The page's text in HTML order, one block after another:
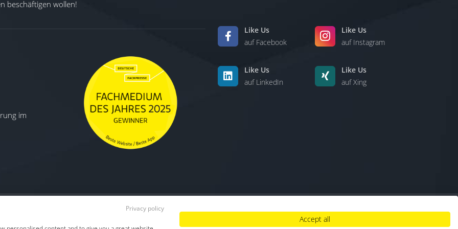
beschäftigen wollen!
im
Like Us
auf Facebook
Like Us
auf Instagram
Like Us
auf LinkedIn
Like Us
auf Xing
Datenschutz Impressum Hinweisgebersystem
Privacy policy
Accept all